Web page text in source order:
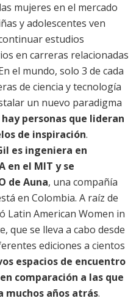
mujeres en el mercado
y adolescentes ven
estudios
en carreras relacionadas
el mundo, solo 3 de cada
de ciencia y tecnología
un nuevo paradigma
personas que lideran
de inspiración.
es ingeniera en
en el MIT y se
de Auna, una compañía
en Colombia. A raíz de
Latin American Women in
que se lleva a cabo desde
ediciones a cientos
espacios de encuentro
comparación a las que
muchos años atrás.